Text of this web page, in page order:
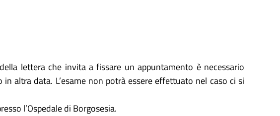
lettera che invita a fissare un appuntamento è necessario
altra data. L’esame non potrà essere effettuato nel caso ci si
l’Ospedale di Borgosesia.